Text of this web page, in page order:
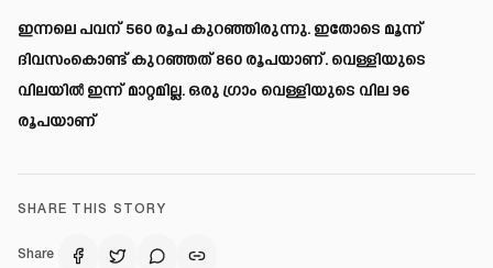
ഇന്നലെ പവന് 560 രൂപ കുറഞ്ഞിരുന്നു. ഇതോടെ മൂന്ന്
ദിവസംകൊണ്ട് കുറഞ്ഞത് 860 രൂപയാണ്. വെള്ളിയുടെ
വിലയിൽ ഇന്ന് മാറ്റമില്ല. ഒരു ഗ്രാം വെള്ളിയുടെ വില 96
രൂപയാണ്
SHARE THIS STORY
Share